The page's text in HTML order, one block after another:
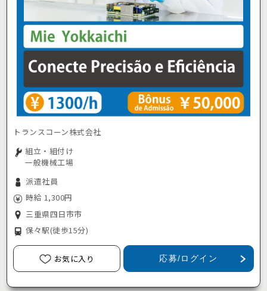
トランスコーン株式会社
組立・組付け
一般機械工場
派遣社員
時給 1,300円
三重県四日市市
保々駅(徒歩15分)
お気に入り 応募/ログイン